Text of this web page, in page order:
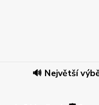
🔊 Největší